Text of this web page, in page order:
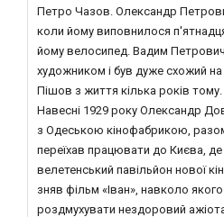
Петро Чазов. Олександр
коли йому виповнилося
йому велосипед. Вадим
художником і був дуже схожий
Пішов з життя кілька років тому.
Навесні 1929 року Олександр
з Одеською кінофабрикою,
переїхав працювати до Києва,
велетенський павільйон нової
зняв фільм «Іван», навколо
роздмухувати нездоровий